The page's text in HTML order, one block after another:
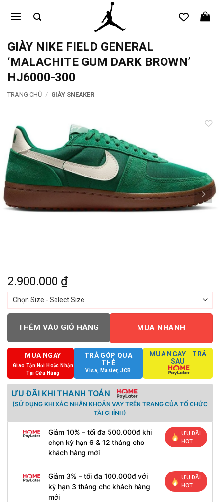
qua
dungGIÀY NIKE FIELD GENERAL
‘MALACHITE GUM DARK BROWN’
HJ6000-300
TRANG CHỦ / GIÀY SNEAKER
2.900.000 ₫
THÊM VÀO GIỎ HÀNG MUA NHANH
MUA NGAY
Giao Tận Nơi Hoặc Nhận
Tại Cửa Hàng
TRẢ GÓP QUA
THẺ
Visa, Master, JCB
MUA NGAY - TRẢ
SAU
ƯU ĐÃI KHI THANH TOÁN
(SỬ DỤNG KHI XÁC NHẬN KHOẢN VAY TRÊN TRANG CỦA TỔ CHỨC
TÀI CHÍNH)
Giảm 10% – tối đa 500.000đ khi
chọn kỳ hạn 6 & 12 tháng cho
khách hàng mới
ƯU ĐÃI
HOT
Giảm 3% – tối đa 100.000đ với
kỳ hạn 3 tháng cho khách hàng
mới
ƯU ĐÃI
HOT